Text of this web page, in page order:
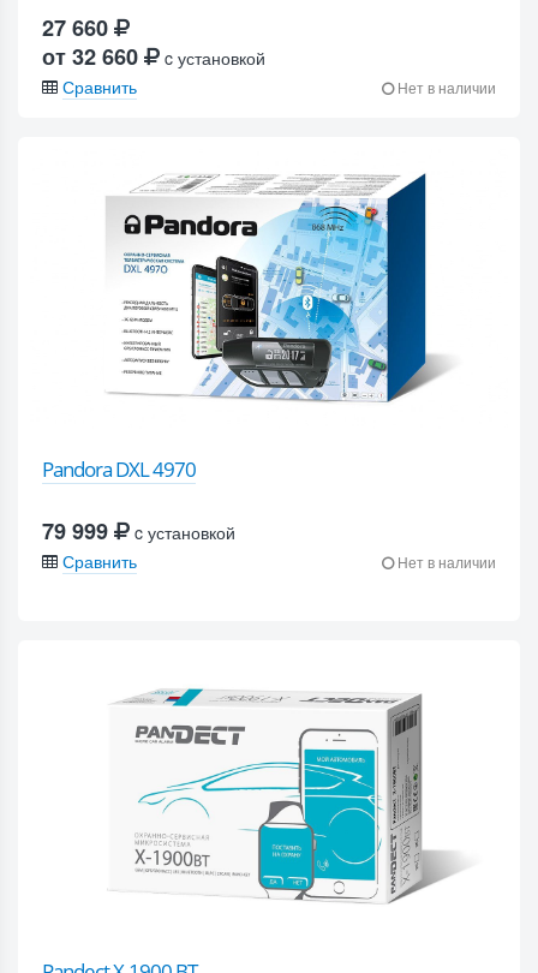
27 660
от 32 660
c установкой
Сравнить
Нет в наличии
Pandora DXL 4970
79 999
c установкой
Сравнить
Нет в наличии